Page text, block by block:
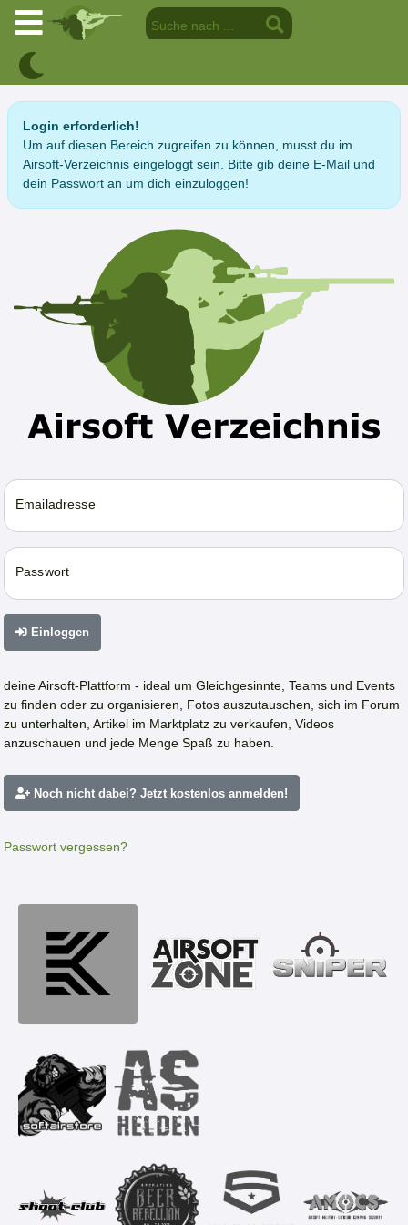
Login erforderlich!
Um auf diesen Bereich zugreifen zu können, musst du im
Airsoft-Verzeichnis eingeloggt sein. Bitte gib deine E-Mail und
dein Passwort an um dich einzuloggen!
Emailadresse
Passwort
Einloggen
deine Airsoft-Plattform - ideal um Gleichgesinnte, Teams und Events
zu finden oder zu organisieren, Fotos auszutauschen, sich im Forum
zu unterhalten, Artikel im Marktplatz zu verkaufen, Videos
anzuschauen und jede Menge Spaß zu haben.
Noch nicht dabei? Jetzt kostenlos anmelden!
Passwort vergessen?